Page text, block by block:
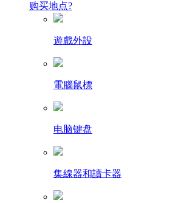
购买地点?
遊戲外設
電腦鼠標
电脑键盘
集線器和讀卡器